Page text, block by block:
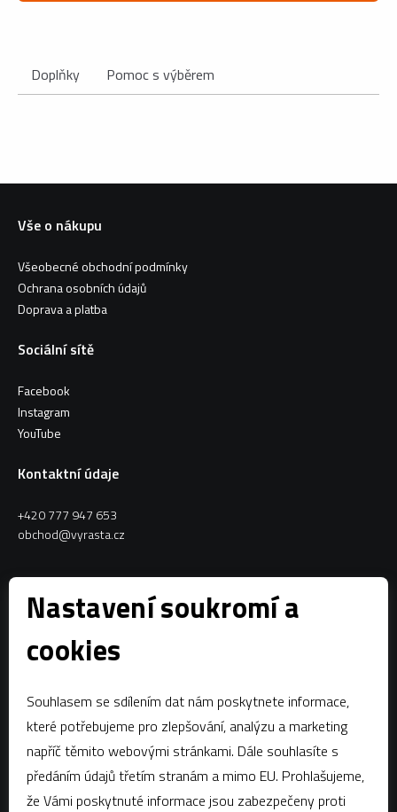
Doplňky Pomoc s výběrem
Vše o nákupu
Všeobecné obchodní podmínky
Ochrana osobních údajů
Doprava a platba
Sociální sítě
Facebook
Instagram
YouTube
Kontaktní údaje
+420 777 947 653
obchod@vyrasta.cz
Kontakty
Spytihněv 145
DIČ:CZ28287843
Zápis dle § 13a obchodního zákoníku:Krajský soud v Brně, oddíl C,
vložka 58796
Nastavení soukromí a
cookies
Souhlasem se sdílením dat nám poskytnete informace,
které potřebujeme pro zlepšování, analýzu a marketing
napříč těmito webovými stránkami. Dále souhlasíte s
předáním údajů třetím stranám a mimo EU. Prohlašujeme,
že Vámi poskytnuté informace jsou zabezpečeny proti